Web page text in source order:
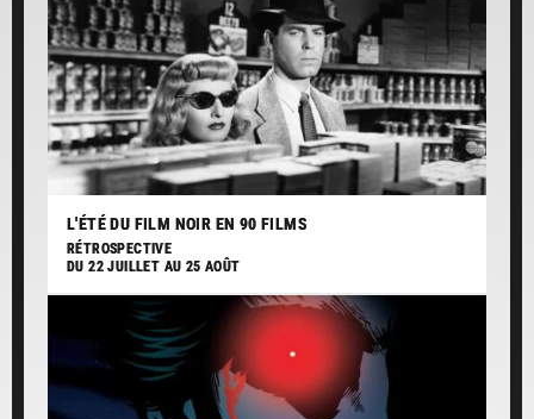
L'ÉTÉ DU FILM NOIR EN 90 FILMS
RÉTROSPECTIVE
DU 22 JUILLET AU 25 AOÛT